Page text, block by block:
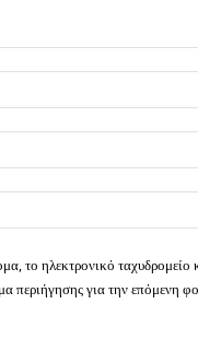
το ηλεκτρονικό ταχυδρομείο
περιήγησης για την επόμενη